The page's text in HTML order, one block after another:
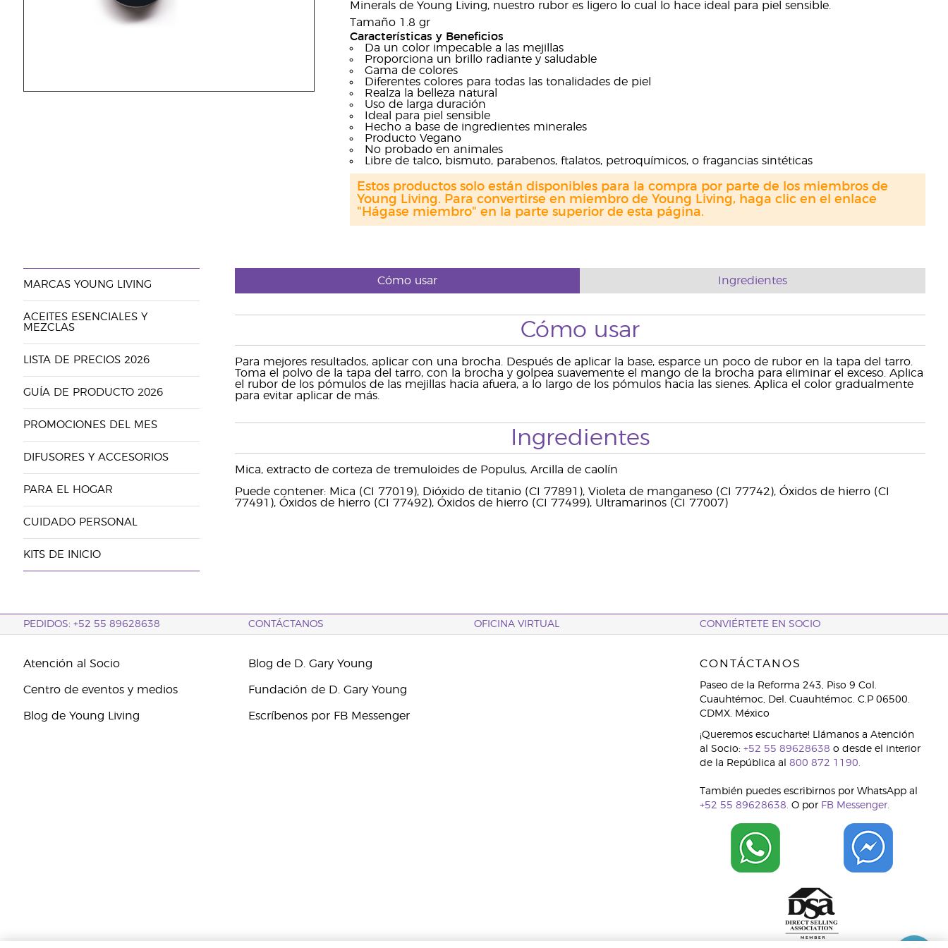
Minerals de Young Living, nuestro rubor es ligero lo cual lo hace ideal para piel sensible.
Tamaño 1.8 gr
Características y Beneficios
Da un color impecable a las mejillas
Proporciona un brillo radiante y saludable
Gama de colores
Diferentes colores para todas las tonalidades de piel
Realza la belleza natural
Uso de larga duración
Ideal para piel sensible
Hecho a base de ingredientes minerales
Producto Vegano
No probado en animales
Libre de talco, bismuto, parabenos, ftalatos, petroquímicos, o fragancias sintéticas
Estos productos solo están disponibles para la compra por parte de los miembros de
Young Living. Para convertirse en miembro de Young Living, haga clic en el enlace
"Hágase miembro" en la parte superior de esta página.
MARCAS YOUNG LIVING
ACEITES ESENCIALES Y
MEZCLAS
LISTA DE PRECIOS 2026
GUÍA DE PRODUCTO 2026
PROMOCIONES DEL MES
DIFUSORES Y ACCESORIOS
PARA EL HOGAR
CUIDADO PERSONAL
KITS DE INICIO
Cómo usar Ingredientes
Cómo usar
Para mejores resultados, aplicar con una brocha. Después de aplicar la base, esparce un poco de rubor en la tapa del tarro.
Toma el polvo de la tapa del tarro, con la brocha y golpea suavemente el mango de la brocha para eliminar el exceso. Aplica
el rubor de los pómulos de las mejillas hacia afuera, a lo largo de los pómulos hacia las sienes. Aplica el color gradualmente
para evitar aplicar de más.
Ingredientes
Mica, extracto de corteza de tremuloides de Populus, Arcilla de caolín
Puede contener: Mica (CI 77019), Dióxido de titanio (CI 77891), Violeta de manganeso (CI 77742), Óxidos de hierro (CI
77491), Óxidos de hierro (CI 77492), Óxidos de hierro (CI 77499), Ultramarinos (CI 77007)
PEDIDOS: +52 55 89628638 CONTÁCTANOS OFICINA VIRTUAL CONVIÉRTETE EN SOCIO
Atención al Socio
Centro de eventos y medios
Blog de Young Living
Blog de D. Gary Young
Fundación de D. Gary Young
Escríbenos por FB Messenger
CONTÁCTANOS
Paseo de la Reforma 243, Piso 9 Col.
Cuauhtémoc, Del. Cuauhtémoc. C.P 06500.
CDMX. México
¡Queremos escucharte! Llámanos a Atención
al Socio: +52 55 89628638 o desde el interior
de la República al 800 872 1190.
También puedes escribirnos por WhatsApp al
+52 55 89628638. O por FB Messenger.